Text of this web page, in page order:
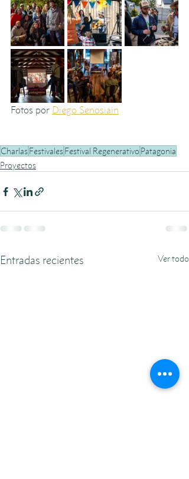
Fotos por Diego Senosiain
CharlasFestivalesFestival Regenerativo Patagonia
Proyectos
Entradas recientes Ver todo